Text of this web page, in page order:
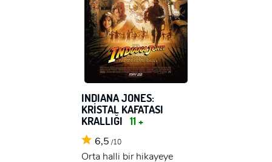
INDIANA JONES:
KRİSTAL KAFATASI
KRALLIĞI 11 +
6,5 /10
Orta halli bir hikayeye